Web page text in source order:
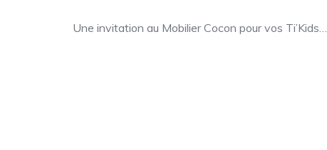
Une invitation au Mobilier Cocon pour vos Ti’Kids…